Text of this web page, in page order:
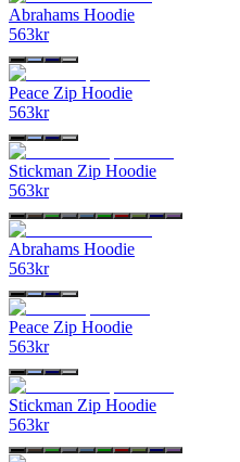
Abrahams Hoodie
563kr
Peace Zip Hoodie
563kr
Stickman Zip Hoodie
563kr
Abrahams Hoodie
563kr
Peace Zip Hoodie
563kr
Stickman Zip Hoodie
563kr